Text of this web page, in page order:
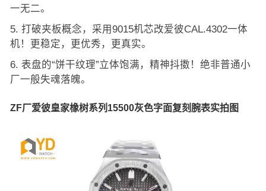
一无二。
打破夹板概念，采用9015机芯改爱彼CAL.4302一体
机！更稳定，更优秀，更真实。
表盘的“饼干纹理”立体饱满，精神抖擞！绝非普通小
厂一般失魂落魄。
ZF厂爱彼皇家橡树系列15500灰色字面复刻腕表实拍图